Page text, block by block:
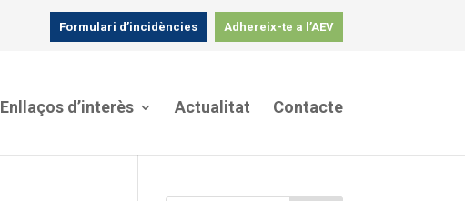
Formulari d’incidències Adhereix-te a l’AEV
Enllaços d’interès Actualitat Contacte